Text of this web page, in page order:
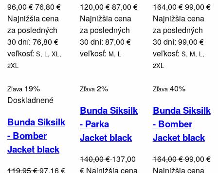
96,00 €76,80 €
Najnižšia cena
za posledných
30 dní: 76,80 €
veľkosť: S, L, XL,
2XL
120,00 €87,00 €
Najnižšia cena
za posledných
30 dní: 87,00 €
veľkosť: M, L
164,00 €99,00 €
Najnižšia cena
za posledných
30 dní: 99,00 €
veľkosť: S, M, L,
2XL
Zľava 19%
Doskladnené
Bunda Siksilk
- Bomber
Jacket black
119,95 €97,16 €
Zľava 2%
Bunda Siksilk
- Parka
Jacket black
140,00 €137,00
€ Najnižšia cena
Zľava40%
Bunda Siksilk
- Bomber
Jacket black
164,00 €99,00 €
Najnižšia cena